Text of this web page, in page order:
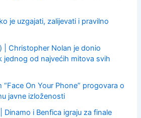
je uzgajati, zalijevati i pravilno
| Christopher Nolan je donio
jednog od najvećih mitova svih
On Your Phone” progovara o
javne izloženosti
Dinamo i Benfica igraju za finale